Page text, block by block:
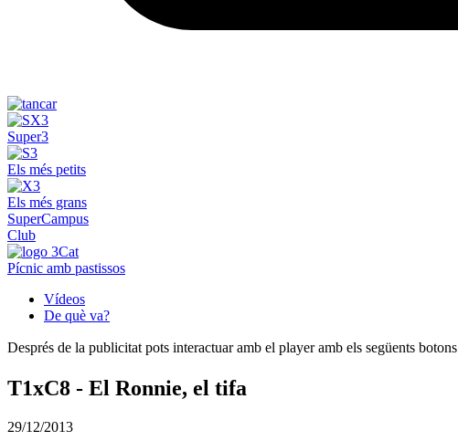
Super3
Els més petits
Els més grans
SuperCampus
Club
Pícnic amb pastissos
Vídeos
De què va?
Després de la publicitat pots interactuar amb el player amb els següents botons
T1xC8 - El Ronnie, el tifa
29/12/2013